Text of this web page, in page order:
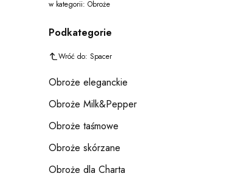
w kategorii: Obroże
Podkategorie
Wróć do: Spacer
Obroże eleganckie
Obroże Milk&Pepper
Obroże taśmowe
Obroże skórzane
Obroże dla Charta